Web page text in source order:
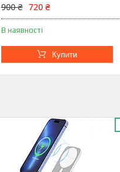
900 ₴ 720 ₴
В наявності
Купити